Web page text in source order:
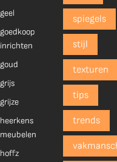
geel
goedkoop
inrichten
goud
grijs
grijze
heerkens
meubelen
hoffz
spiegels
stijl
texturen
tips
trends